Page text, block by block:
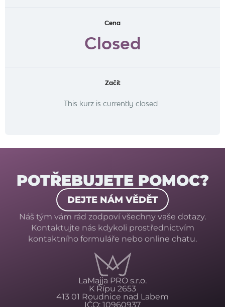
Cena
Closed
Začít
This kurz is currently closed
POTŘEBUJETE POMOC?
DEJTE NÁM VĚDĚT
Náš tým vám rád zodpoví všechny vaše dotazy.
Kontaktujte nás kdykoli prostřednictvím
kontaktního formuláře nebo online chatu.
LaMajja PRO s.r.o.
K Řípu 2653
413 01 Roudnice nad Labem
IČO: 10960937